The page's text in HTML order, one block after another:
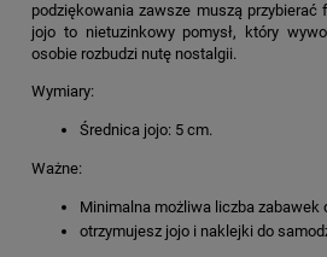
podziękowania zawsze muszą przybierać
jojo to nietuzinkowy pomysł, który
osobie rozbudzi nutę nostalgii.
Wymiary:
Średnica jojo: 5 cm.
Ważne:
Minimalna możliwa liczba zabawek
otrzymujesz jojo i naklejki do